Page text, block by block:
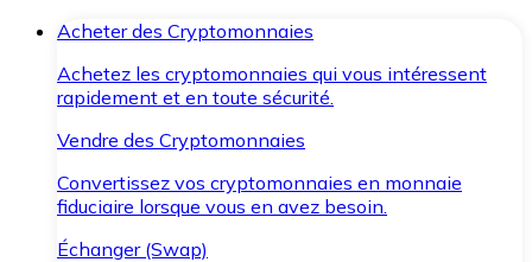
Acheter des Cryptomonnaies
Achetez les cryptomonnaies qui vous intéressent
rapidement et en toute sécurité.
Vendre des Cryptomonnaies
Convertissez vos cryptomonnaies en monnaie
fiduciaire lorsque vous en avez besoin.
Échanger (Swap)